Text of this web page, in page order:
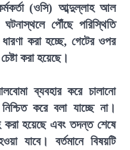
(ওসি) আব্দুল্লাহ আল
পৌঁছে পরিস্থিতি
করা হচ্ছে, গেটের ওপর
করা হয়েছে।
ব্যবহার করে চালানো
করে বলা যাচ্ছে না।
হয়েছে এবং তদন্ত শেষে
যাবে। বর্তমানে বিষয়টি